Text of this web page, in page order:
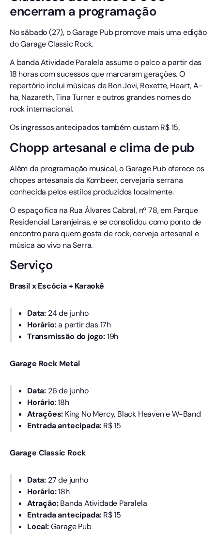
encerram a programação
No sábado (27), o Garage Pub promove mais uma edição
do Garage Classic Rock.
A banda Atividade Paralela assume o palco a partir das
18 horas com sucessos que marcaram gerações. O
repertório inclui músicas de Bon Jovi, Roxette, Heart, A-
ha, Nazareth, Tina Turner e outros grandes nomes do
rock internacional.
Os ingressos antecipados também custam R$ 15.
Chopp artesanal e clima de pub
Além da programação musical, o Garage Pub oferece os
chopes artesanais da Kombeer, cervejaria serrana
conhecida pelos estilos produzidos localmente.
O espaço fica na Rua Álvares Cabral, nº 78, em Parque
Residencial Laranjeiras, e se consolidou como ponto de
encontro para quem gosta de rock, cerveja artesanal e
música ao vivo na Serra.
Serviço
Brasil x Escócia + Karaokê
Data: 24 de junho
Horário:a partir das 17h
Transmissão do jogo:19h
Garage Rock Metal
Data: 26 de junho
Horário: 18h
Atrações: King No Mercy, Black Heaven e W-Band
Entrada antecipada: R$ 15
Garage Classic Rock
Data: 27 de junho
Horário:18h
Atração:Banda Atividade Paralela
Entrada antecipada: R$ 15
Local:Garage Pub